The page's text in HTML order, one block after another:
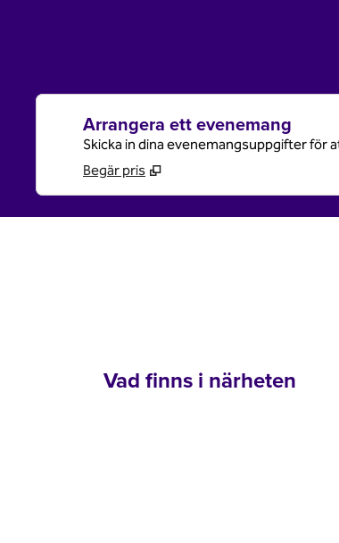
Arrangera ett evenemang
Skicka in dina evenemangsuppgifter för
Begär pris
Vad finns i närheten